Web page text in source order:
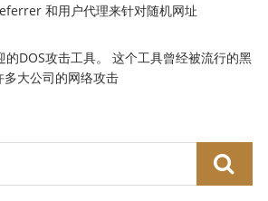
和用户代理来针对随机网址
的DOS攻击工具。 这个工具曾经被流行的黑
大公司的网络攻击